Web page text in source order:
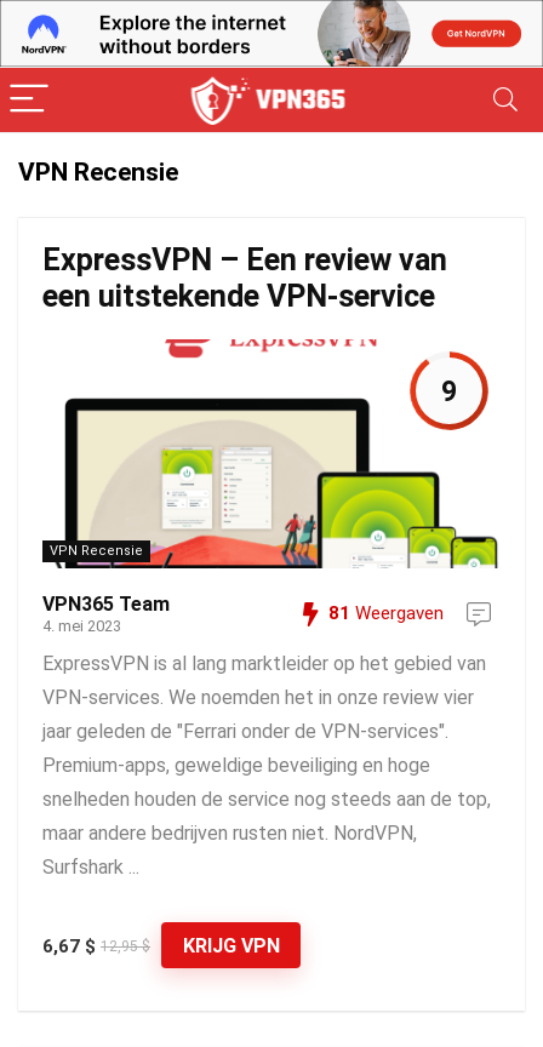
VPN Recensie
ExpressVPN – Een review van
een uitstekende VPN-service
VPN Recensie
9
VPN365 Team
4. mei 2023
81 Weergaven
ExpressVPN is al lang marktleider op het gebied van
VPN-services. We noemden het in onze review vier
jaar geleden de "Ferrari onder de VPN-services".
Premium-apps, geweldige beveiliging en hoge
snelheden houden de service nog steeds aan de top,
maar andere bedrijven rusten niet. NordVPN,
Surfshark ...
6,67 $ 12,95 $ KRIJG VPN